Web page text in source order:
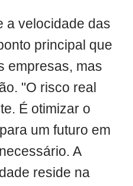
a velocidade das
principal que
empresas, mas
"O risco real
É otimizar o
um futuro em
A
reside na